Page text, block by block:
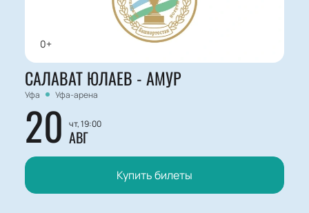
0+
САЛАВАТ ЮЛАЕВ - АМУР
Уфа Уфа-арена
20 чт, 19:00
АВГ
Купить билеты